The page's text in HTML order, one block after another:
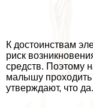
К достоинствам
риск
средств. Поэтому
малышу
утверждают, что да.